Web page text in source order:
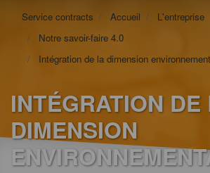
Service contracts Accueil
L'entreprise
Notre savoir-faire 4.0
Intégration de la dimension
INTÉGRATION
DIMENSION